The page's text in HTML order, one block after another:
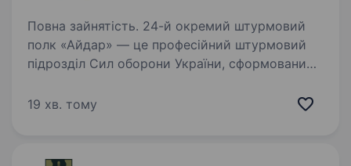
Повна зайнятість. 24-й окремий штурмовий
полк «Айдар» — це професійний штурмовий
підрозділ Сил оборони України, сформований
брав участь у найгарячіших боях на сході
19 хв. тому